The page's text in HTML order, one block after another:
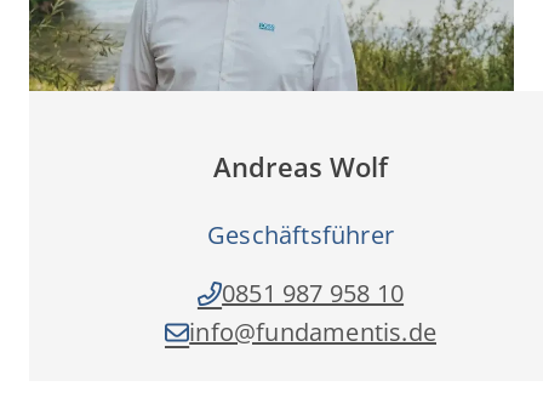
Andreas Wolf
Geschäftsführer
0851 987 958 10
info­@fundamentis.de